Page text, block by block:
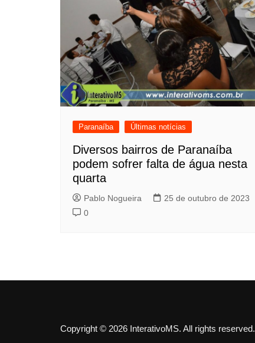
Paranaíba Últimas notícias
Diversos bairros de Paranaíba
podem sofrer falta de água nesta
quarta
Pablo Nogueira
25 de outubro de 2023
0
Copyright © 2026 InterativoMS. All rights reserved.